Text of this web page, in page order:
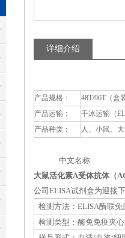
详细介绍
产品规格：
48T/96T（盒
产品运输：
干冰运输（
产品种类：
人、小鼠、
中文名称 英
大鼠活化素A受体抗体（
公司ELISA试剂盒为迎接
检测方法：ELISA酶联免
检测类型：酶免免疫夹